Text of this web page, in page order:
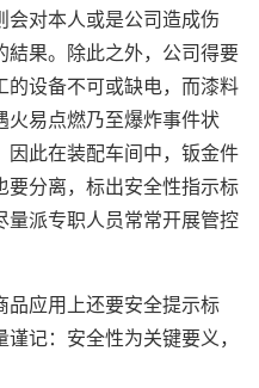
对本人或是公司造成伤
結果。除此之外，公司得要
设备不可或缺电，而漆料
火易点燃乃至爆炸事件状
此在装配车间中，钣金件
要分离，标出安全性指示标
量派专职人员常常开展管控
应用上还要安全提示标
谨记：安全性为关键要义，